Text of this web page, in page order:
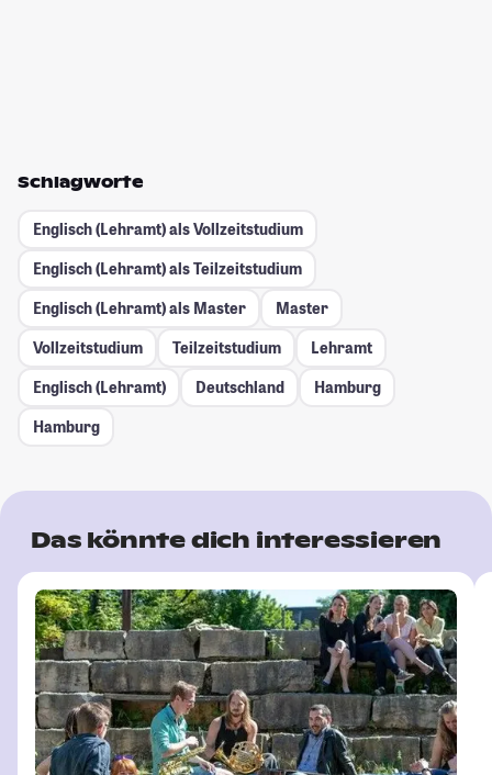
Schlagworte
Englisch (Lehramt) als Vollzeitstudium
Englisch (Lehramt) als Teilzeitstudium
Englisch (Lehramt) als Master
Master
Vollzeitstudium
Teilzeitstudium
Lehramt
Englisch (Lehramt)
Deutschland
Hamburg
Hamburg
Das könnte dich interessieren